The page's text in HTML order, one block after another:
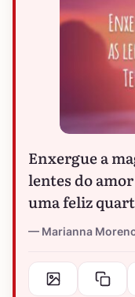
Enxergue a
lentes do
uma feliz
Marianna